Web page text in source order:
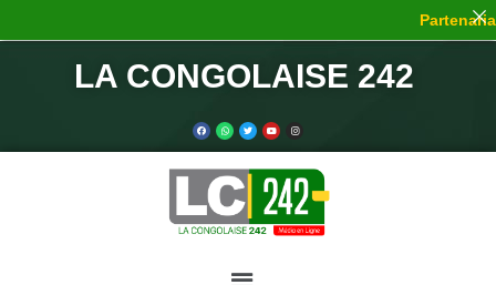
LA CONGOLAISE 242